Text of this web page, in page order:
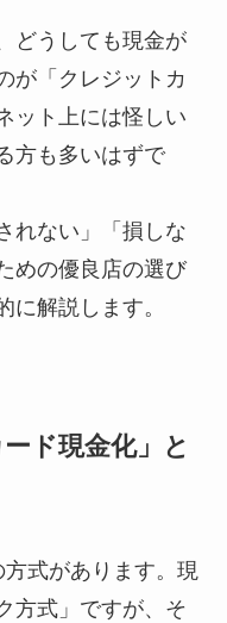
どうしても現金が
が「クレジットカ
ット上には怪しい
方も多いはずで
れない」「損しな
めの優良店の選び
に解説します。
ド現金化」と
式があります。現
方式」ですが、そ